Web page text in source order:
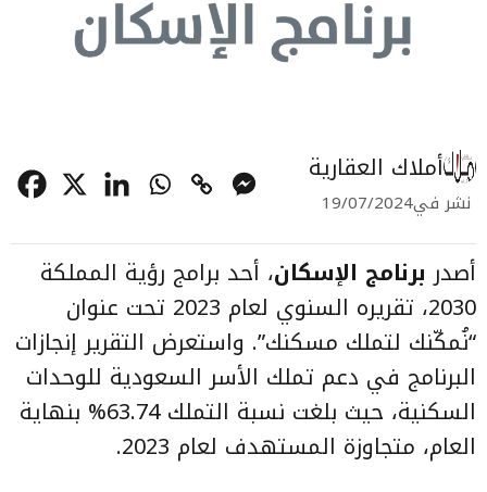
أملاك العقارية
نشر في19/07/2024
أصدربرنامج الإسكان، أحد برامج رؤية المملكة
2030، تقريره السنوي لعام 2023 تحت عنوان
“نُمكّنك لتملك مسكنك”. واستعرض التقرير إنجازات
البرنامج في دعم تملك الأسر السعودية للوحدات
السكنية، حيث بلغت نسبة التملك 63.74% بنهاية
العام، متجاوزة المستهدف لعام 2023.